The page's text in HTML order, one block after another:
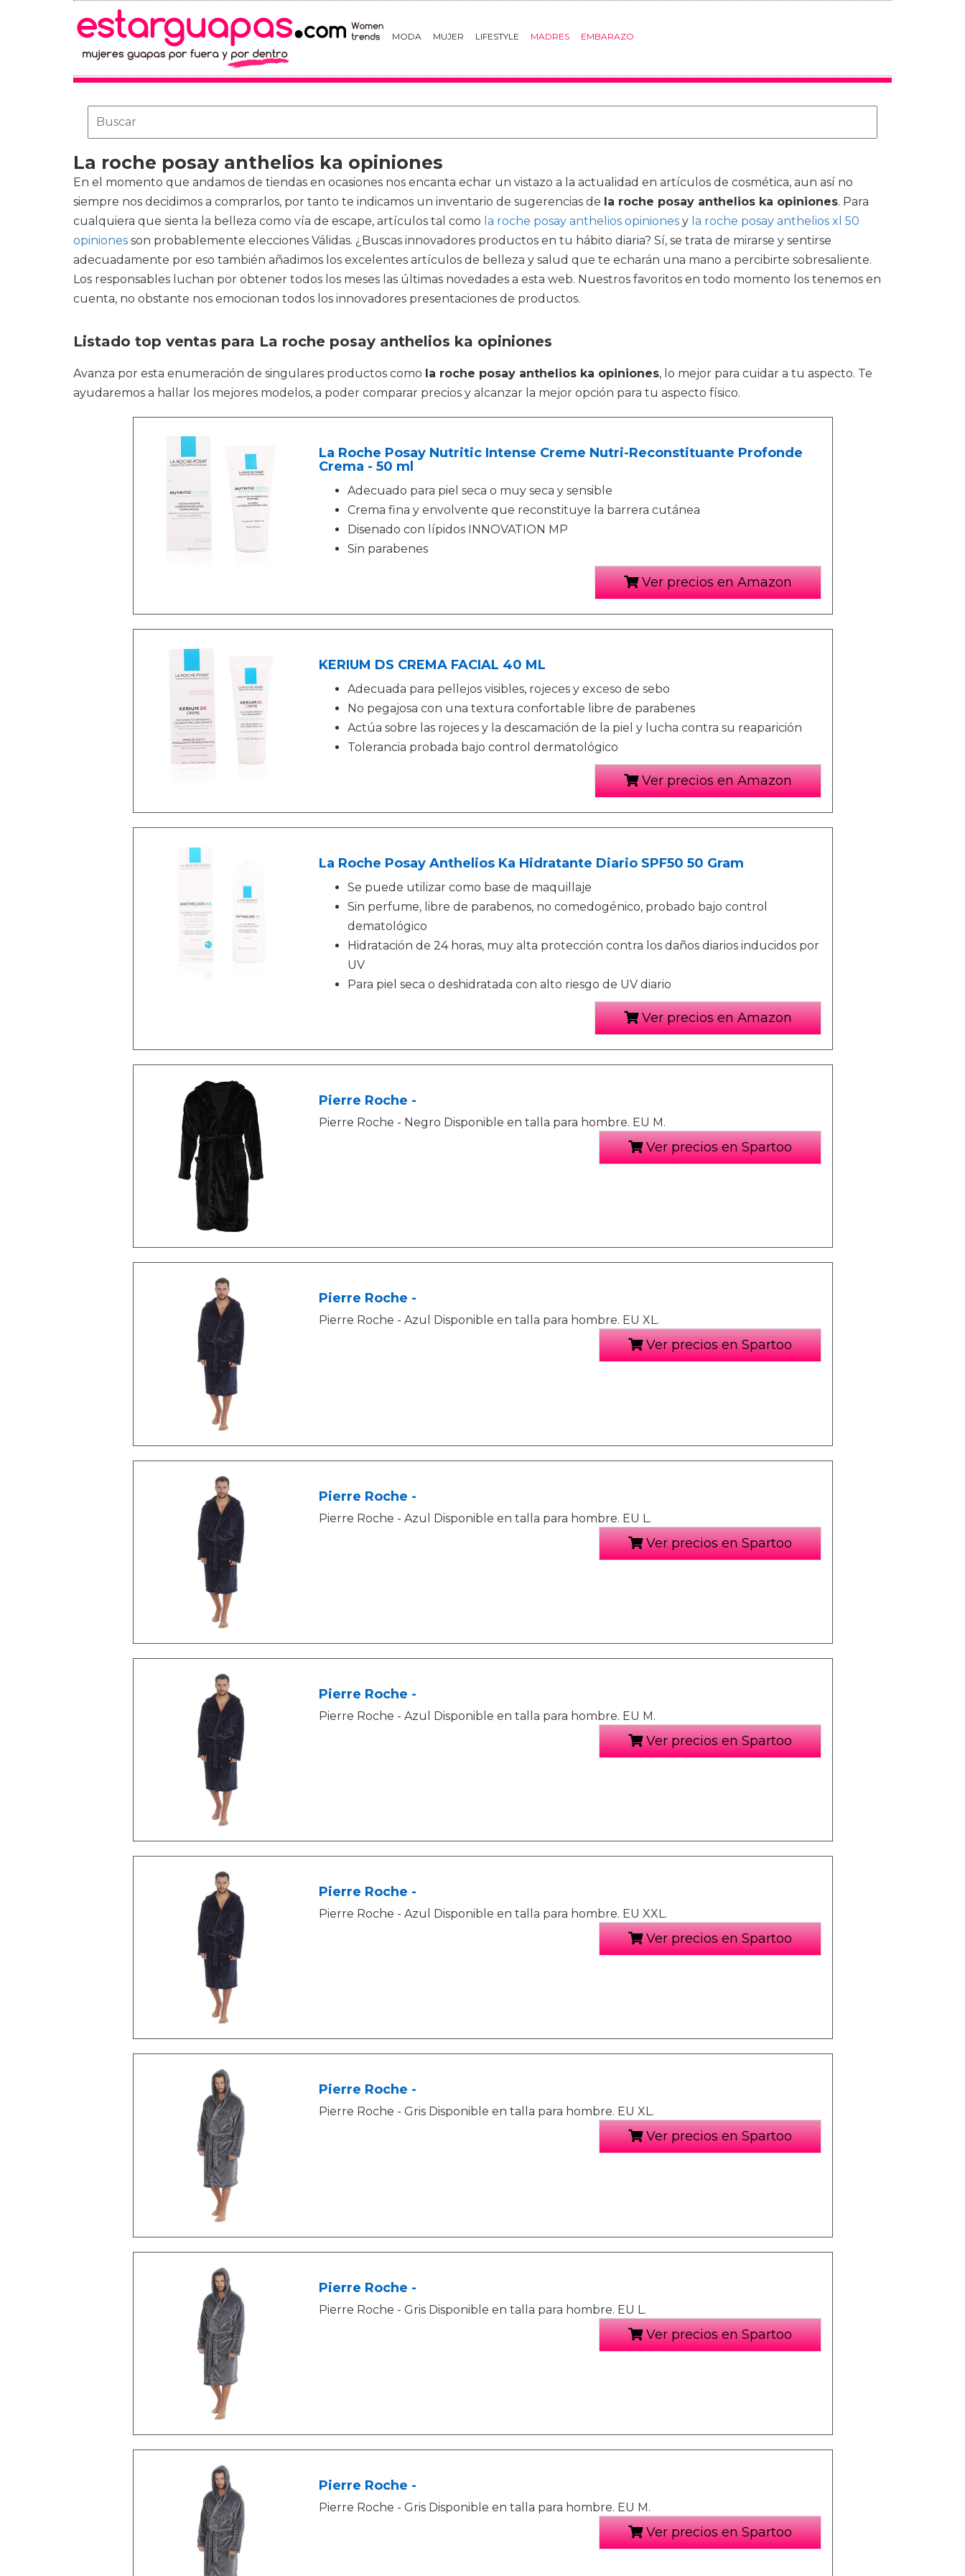
MODA MUJER LIFESTYLE MADRES EMBARAZO
La roche posay anthelios ka opiniones
En el momento que andamos de tiendas en ocasiones nos encanta echar un vistazo a la actualidad en artículos de cosmética, aun así no
siempre nos decidimos a comprarlos, por tanto te indicamos un inventario de sugerencias de la roche posay anthelios ka opiniones. Para
cualquiera que sienta la belleza como vía de escape, artículos tal como la roche posay anthelios opiniones y la roche posay anthelios xl 50
opiniones son probablemente elecciones Válidas. ¿Buscas innovadores productos en tu hábito diaria? Sí, se trata de mirarse y sentirse
adecuadamente por eso también añadimos los excelentes artículos de belleza y salud que te echarán una mano a percibirte sobresaliente.
Los responsables luchan por obtener todos los meses las últimas novedades a esta web. Nuestros favoritos en todo momento los tenemos en
cuenta, no obstante nos emocionan todos los innovadores presentaciones de productos.
Listado top ventas para La roche posay anthelios ka opiniones
Avanza por esta enumeración de singulares productos como la roche posay anthelios ka opiniones, lo mejor para cuidar a tu aspecto. Te
ayudaremos a hallar los mejores modelos, a poder comparar precios y alcanzar la mejor opción para tu aspecto físico.
La Roche Posay Nutritic Intense Creme Nutri-Reconstituante Profonde
Crema - 50 ml
Adecuado para piel seca o muy seca y sensible
Crema fina y envolvente que reconstituye la barrera cutánea
Disenado con lípidos INNOVATION MP
Sin parabenes
Ver precios en Amazon
KERIUM DS CREMA FACIAL 40 ML
Adecuada para pellejos visibles, rojeces y exceso de sebo
No pegajosa con una textura confortable libre de parabenes
Actúa sobre las rojeces y la descamación de la piel y lucha contra su reaparición
Tolerancia probada bajo control dermatológico
Ver precios en Amazon
La Roche Posay Anthelios Ka Hidratante Diario SPF50 50 Gram
Se puede utilizar como base de maquillaje
Sin perfume, libre de parabenos, no comedogénico, probado bajo control
dematológico
Hidratación de 24 horas, muy alta protección contra los daños diarios inducidos por
UV
Para piel seca o deshidratada con alto riesgo de UV diario
Ver precios en Amazon
Pierre Roche -
Pierre Roche - Negro Disponible en talla para hombre. EU M.
Ver precios en Spartoo
Pierre Roche -
Pierre Roche - Azul Disponible en talla para hombre. EU XL.
Ver precios en Spartoo
Pierre Roche -
Pierre Roche - Azul Disponible en talla para hombre. EU L.
Ver precios en Spartoo
Pierre Roche -
Pierre Roche - Azul Disponible en talla para hombre. EU M.
Ver precios en Spartoo
Pierre Roche -
Pierre Roche - Azul Disponible en talla para hombre. EU XXL.
Ver precios en Spartoo
Pierre Roche -
Pierre Roche - Gris Disponible en talla para hombre. EU XL.
Ver precios en Spartoo
Pierre Roche -
Pierre Roche - Gris Disponible en talla para hombre. EU L.
Ver precios en Spartoo
Pierre Roche -
Pierre Roche - Gris Disponible en talla para hombre. EU M.
Ver precios en Spartoo